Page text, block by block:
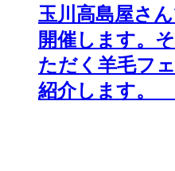
玉川高島屋さ
開催します。
ただく羊毛フ
紹介します。